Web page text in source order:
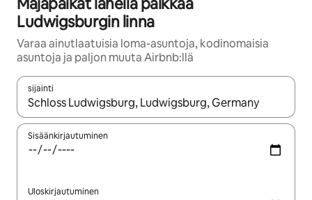
Ludwigsburgin linna
Varaa ainutlaatuisia loma-asuntoja, kodinomaisia
asuntoja ja paljon muuta Airbnb:llä
sijainti
Kun tulokset ovat saatavilla, navigoi ylös- ja alas-
Sisäänkirjautuminen
Uloskirjautuminen